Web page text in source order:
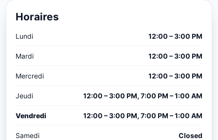
Horaires
Lundi 12:00 – 3:00 PM
Mardi 12:00 – 3:00 PM
Mercredi 12:00 – 3:00 PM
Jeudi 12:00 – 3:00 PM, 7:00 PM – 1:00 AM
Vendredi 12:00 – 3:00 PM, 7:00 PM – 1:00 AM
Samedi Closed